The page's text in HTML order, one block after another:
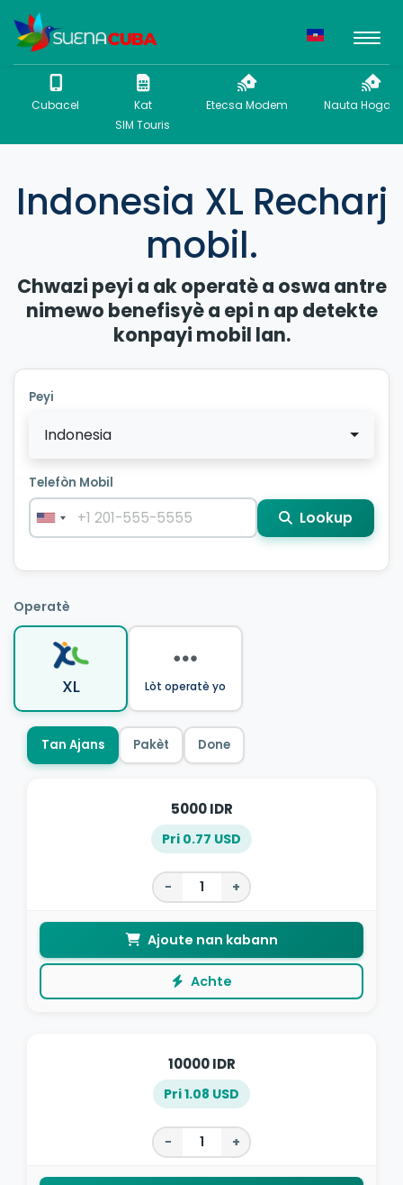
Cubacel
Kat
SIM Touris
Etecsa Modem Nauta Hogar
Indonesia XL Recharj
mobil.
Chwazi peyi a ak operatè a oswa antre
nimewo benefisyè a epi n ap detekte
konpayi mobil lan.
Peyi
Indonesia
Telefòn Mobil
Lookup
Operatè
XL Lòt operatè yo
Tan Ajans Pakèt Done
5000 IDR
Pri 0.77 USD
− +
Ajoute nan kabann
Achte
10000 IDR
Pri 1.08 USD
− +